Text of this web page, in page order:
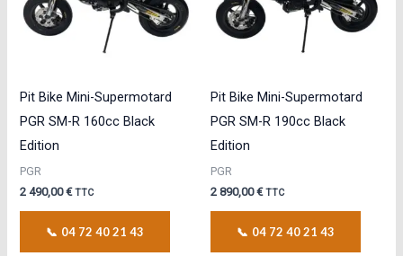
Pit Bike Mini-Supermotard
PGR SM-R 160cc Black
Edition
PGR
2 490,00€ TTC
📞 04 72 40 21 43
Pit Bike Mini-Supermotard
PGR SM-R 190cc Black
Edition
PGR
2 890,00€ TTC
📞 04 72 40 21 43